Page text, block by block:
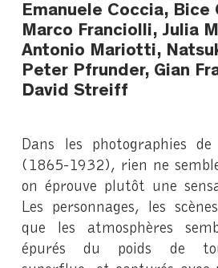
Emanuele Coccia, Bice
Marco Franciolli, Julia
Antonio Mariotti,
Peter Pfrunder, Gian
David Streiff
Dans les photographies
(1865-1932), rien ne
on éprouve plutôt une
Les personnages, les
que les atmosphères
épurés du poids de